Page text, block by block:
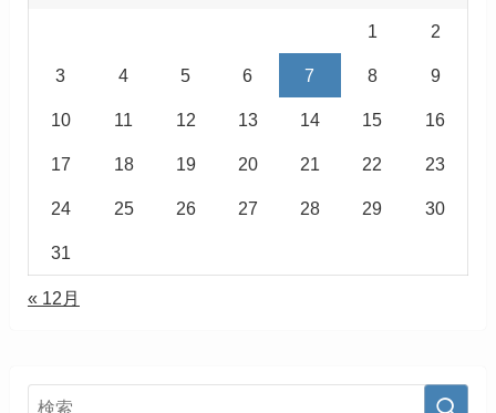
1 2
3 4 5 6 7 8 9
10 11 12 13 14 15 16
17 18 19 20 21 22 23
24 25 26 27 28 29 30
31
« 12月